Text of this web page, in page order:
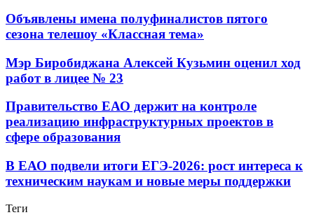
Объявлены имена полуфиналистов пятого
сезона телешоу «Классная тема»
Мэр Биробиджана Алексей Кузьмин оценил ход
работ в лицее № 23
Правительство ЕАО держит на контроле
реализацию инфраструктурных проектов в
сфере образования
В ЕАО подвели итоги ЕГЭ-2026: рост интереса к
техническим наукам и новые меры поддержки
Теги